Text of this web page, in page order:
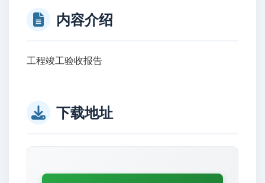
内容介绍
工程竣工验收报告
下载地址